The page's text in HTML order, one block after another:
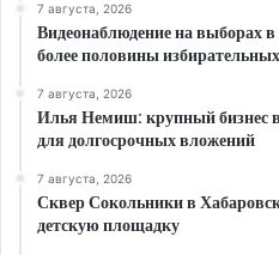
7 августа, 2026
Видеонаблюдение на выборах
более половины
7 августа, 2026
Илья Немиш: крупный бизнес
для долгосрочных вложений
7 августа, 2026
Сквер Сокольники в
детскую площадку